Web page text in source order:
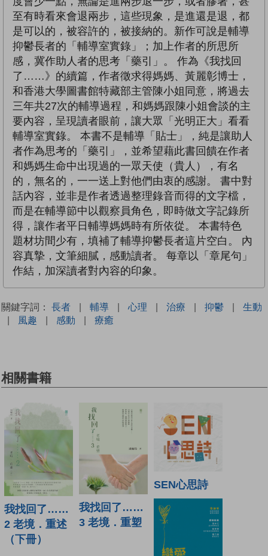
至有時看來會退兩步，這些現象，是進還是退，都
是可以的，被容許的，被接納的。新作可說是輔導
抑鬱長者的「輔導室實錄」；加上作者的所思所
感，冀作助人者的思考「藥引」。 作為《我找回
了……》的續篇，作者徵求得媽媽、黃麗彰博士，
和香港大學圖書館特藏部主管陳小姐同意，將過去
三年共27次的輔導過程，和媽媽跟陳小姐會談的主
要內容，呈現讀者眼前，讓大眾「光明正大」看看
輔導室實錄。 本書不是輔導「貼士」，純是讓助人
者作為思考的「藥引」，並希望藉此書回饋在作者
和媽媽生命中出現過的一眾天使（貴人），有名
的，無名的，一一送上對他們由衷的感謝。 書中對
話內容，並非是作者透過整理錄音而得的文字檔，
而是在輔導節中以觀察員角色，即時做文字記錄所
得，讓作者平日輔導媽媽時有所依從。 本書特色
題材坊間少有，填補了輔導抑鬱長者這片空白。 內
容真摯，文筆細膩，感動讀者。 每章以「章尾句」
作結，加深讀者對內容的印象。
關鍵字詞： 長者 | 輔導 | 心理 | 治療 | 抑鬱 |
生動
|
風趣 | 感動 | 療癒
相關書籍
我找回了……
2 老境．重述
（下冊）
我找回了……
3 老境．重塑
SEN心思詩